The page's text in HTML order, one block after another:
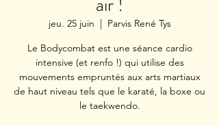
jeu. 25 juin
  |
Parvis René Tys
Le Bodycombat est une séance cardio
intensive (et renfo !) qui utilise des
mouvements empruntés aux arts martiaux
de haut niveau tels que le karaté, la boxe ou
le taekwendo.